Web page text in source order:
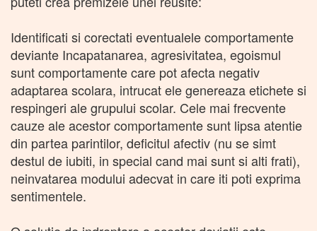
Identificati si corectati eventualele comportamente
deviante Incapatanarea, agresivitatea, egoismul
sunt comportamente care pot afecta negativ
adaptarea scolara, intrucat ele genereaza etichete si
respingeri ale grupului scolar. Cele mai frecvente
cauze ale acestor comportamente sunt lipsa atentie
din partea parintilor, deficitul afectiv (nu se simt
destul de iubiti, in special cand mai sunt si alti frati),
neinvatarea modului adecvat in care iti poti exprima
sentimentele.